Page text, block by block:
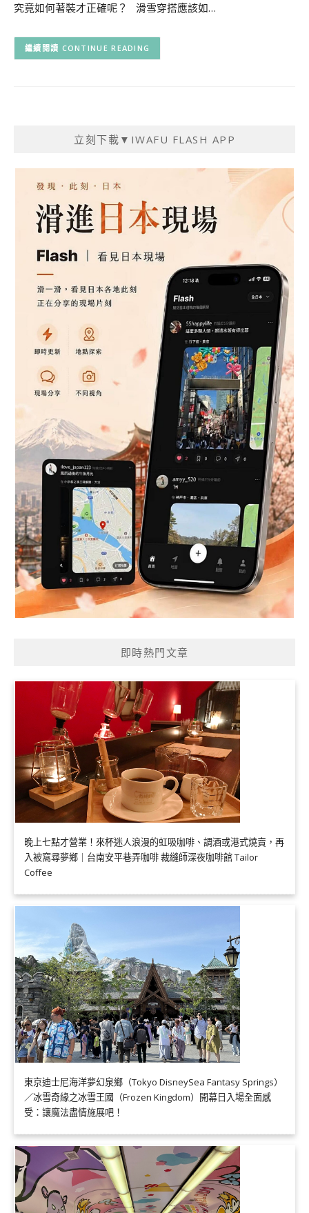
究竟如何著裝才正確呢？ 滑雪穿搭應該如…
CONTINUE READING
立刻下載▼IWAFU FLASH APP
即時熱門文章
晚上七點才營業！來杯迷人浪漫的虹吸咖啡、調酒或港式燒賣，再
入被窩尋夢鄉｜台南安平巷弄咖啡 裁縫師深夜咖啡館 Tailor
Coffee
東京迪士尼海洋夢幻泉鄉（Tokyo DisneySea Fantasy Springs）
／冰雪奇緣之冰雪王國（Frozen Kingdom）開幕日入場全面感
受：讓魔法盡情施展吧！